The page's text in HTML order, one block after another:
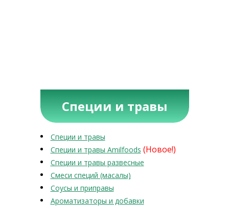
Специи и травы
Специи и травы
Специи и травы Amilfoods (Новое!)
Специи и травы развесные
Смеси специй (масалы)
Соусы и приправы
Ароматизаторы и добавки